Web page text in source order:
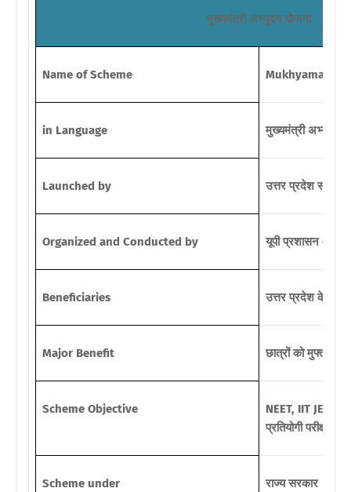
मुख्यमंत्री अभ्युदय योजना
Name of Scheme Mukhyamantri
in Language मुख्यमंत्री अभ्युदय
Launched by उत्तर प्रदेश सरकार
Organized and Conducted by यूपी प्रशासन और
Beneficiaries उत्तर प्रदेश के छात्र
Major Benefit छात्रों को मुफ्त
Scheme Objective
NEET, IIT JEE,
प्रतियोगी परीक्षाओं
Scheme under राज्य सरकार